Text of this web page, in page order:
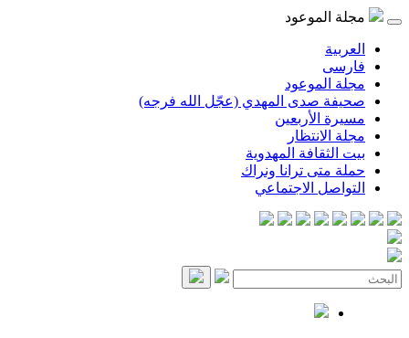
مجلة الموعود
العربية
فارسی
مجلة الموعود
صحيفة صدى المهدي (عجّل الله فرجه)
مسيرة الأربعين
مجلة الانتظار
بيت الثقافة المهدوية
حملة متى ترانا ونراك
التواصل الاجتماعي